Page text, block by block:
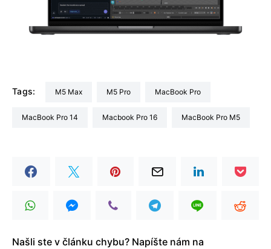
Tags: M5 Max M5 Pro MacBook Pro
MacBook Pro 14 Macbook Pro 16 MacBook Pro M5
Našli ste v článku chybu? Napíšte nám na